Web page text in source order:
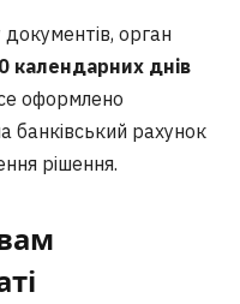
орган
календарних днів
оформлено
банківський рахунок
рішення.